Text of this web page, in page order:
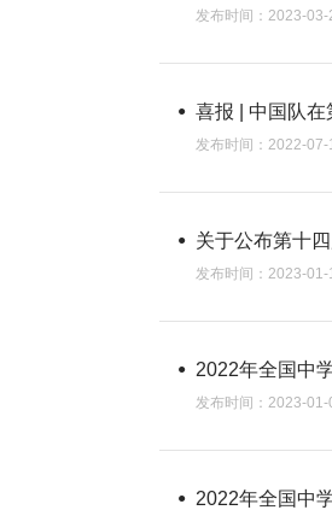
发布时间：2023-03-
喜报 | 中国队在
发布时间：2022-07-
关于公布第十
发布时间：2023-01-
2022年全国中
发布时间：2023-01-
2022年全国中